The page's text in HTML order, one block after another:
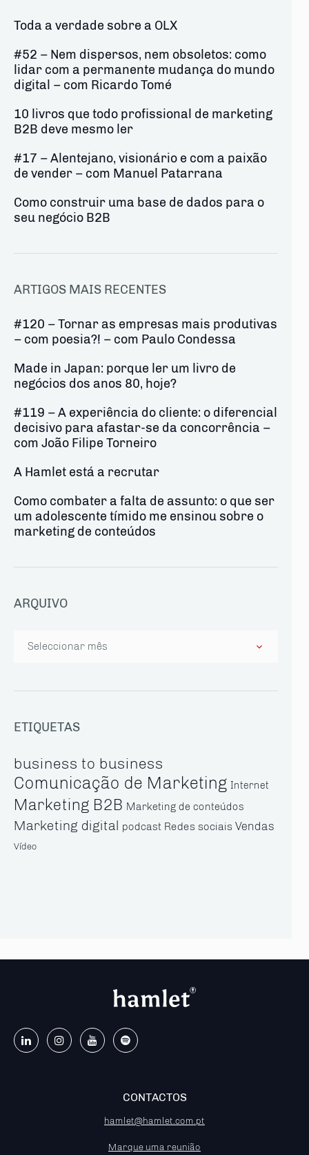
Toda a verdade sobre a OLX
#52 – Nem dispersos, nem obsoletos: como
lidar com a permanente mudança do mundo
digital – com Ricardo Tomé
10 livros que todo profissional de marketing
B2B deve mesmo ler
#17 – Alentejano, visionário e com a paixão
de vender – com Manuel Patarrana
Como construir uma base de dados para o
seu negócio B2B
ARTIGOS MAIS RECENTES
#120 – Tornar as empresas mais produtivas
– com poesia?! – com Paulo Condessa
Made in Japan: porque ler um livro de
negócios dos anos 80, hoje?
#119 – A experiência do cliente: o diferencial
decisivo para afastar-se da concorrência –
com João Filipe Torneiro
A Hamlet está a recrutar
Como combater a falta de assunto: o que ser
um adolescente tímido me ensinou sobre o
marketing de conteúdos
ARQUIVO
ETIQUETAS
business to business
Comunicação de Marketing Internet
Marketing B2B Marketing de conteúdos
Marketing digital podcast Redes sociais Vendas
Vídeo
CONTACTOS
hamlet@hamlet.com.pt
Marque uma reunião